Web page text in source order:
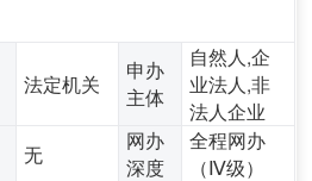
法定机关
申办
主体
自然人,企
业法人,非
法人企业
无
网办
深度
全程网办
（Ⅳ级）